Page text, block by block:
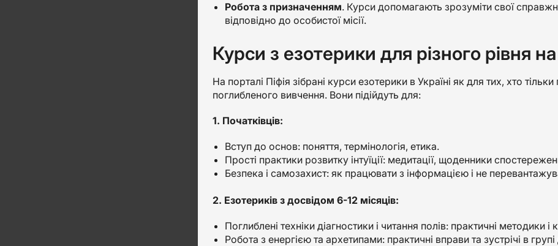
Робота з призначенням. Курси допомагають зрозуміти свої
відповідно до особистої місії.
Курси з езотерики для різного рівня на
На порталі Піфія зібрані курси езотерики в Україні як для тих, хто
поглибленого вивчення. Вони підійдуть для:
1. Початківців:
Вступ до основ: поняття, термінологія, етика.
Прості практики розвитку інтуїції: медитації, щоденники
Безпека і самозахист: як працювати з інформацією і не
2. Езотериків з досвідом 6-12 місяців:
Поглиблені техніки діагностики і читання полів: практичні методики і
Робота з енергією та архетипами: практичні вправи та зустрічі в